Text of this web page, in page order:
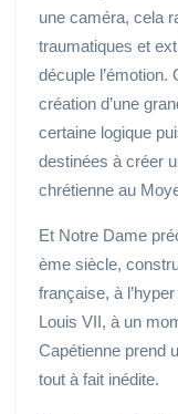
une caméra, cela
traumatiques et
décuple
création d’une
certaine logique
destinées à créer
chrétienne au
Et Notre Dame
ème siècle,
française, à
Louis VII, à un
Capétienne prend
tout à fait inédite.